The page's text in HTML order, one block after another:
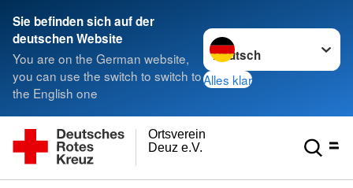
Sie befinden sich auf der
deutschen Website
You are on the German website,
you can use the switch to switch to
the English one
Sprache wechseln zu
Alles klar
Deuz e.V.
Ortsverein